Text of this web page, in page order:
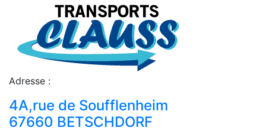
Adresse :
4A,rue de Soufflenheim
67660 BETSCHDORF